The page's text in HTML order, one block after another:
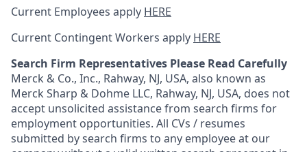
Current Employees apply HERE
Current Contingent Workers apply HERE
Search Firm Representatives Please Read Carefully
Merck & Co., Inc., Rahway, NJ, USA, also known as
Merck Sharp & Dohme LLC, Rahway, NJ, USA, does not
accept unsolicited assistance from search firms for
employment opportunities. All CVs / resumes
submitted by search firms to any employee at our